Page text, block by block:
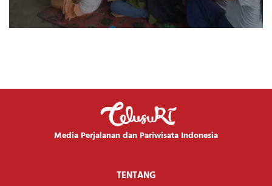
Media Perjalanan dan Pariwisata Indonesia
TENTANG